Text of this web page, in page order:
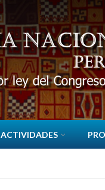
ACTIVIDADES